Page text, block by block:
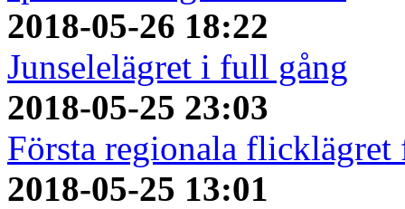
2018-05-26 18:22
Junselelägret i full gång
2018-05-25 23:03
Första regionala
2018-05-25 13:01